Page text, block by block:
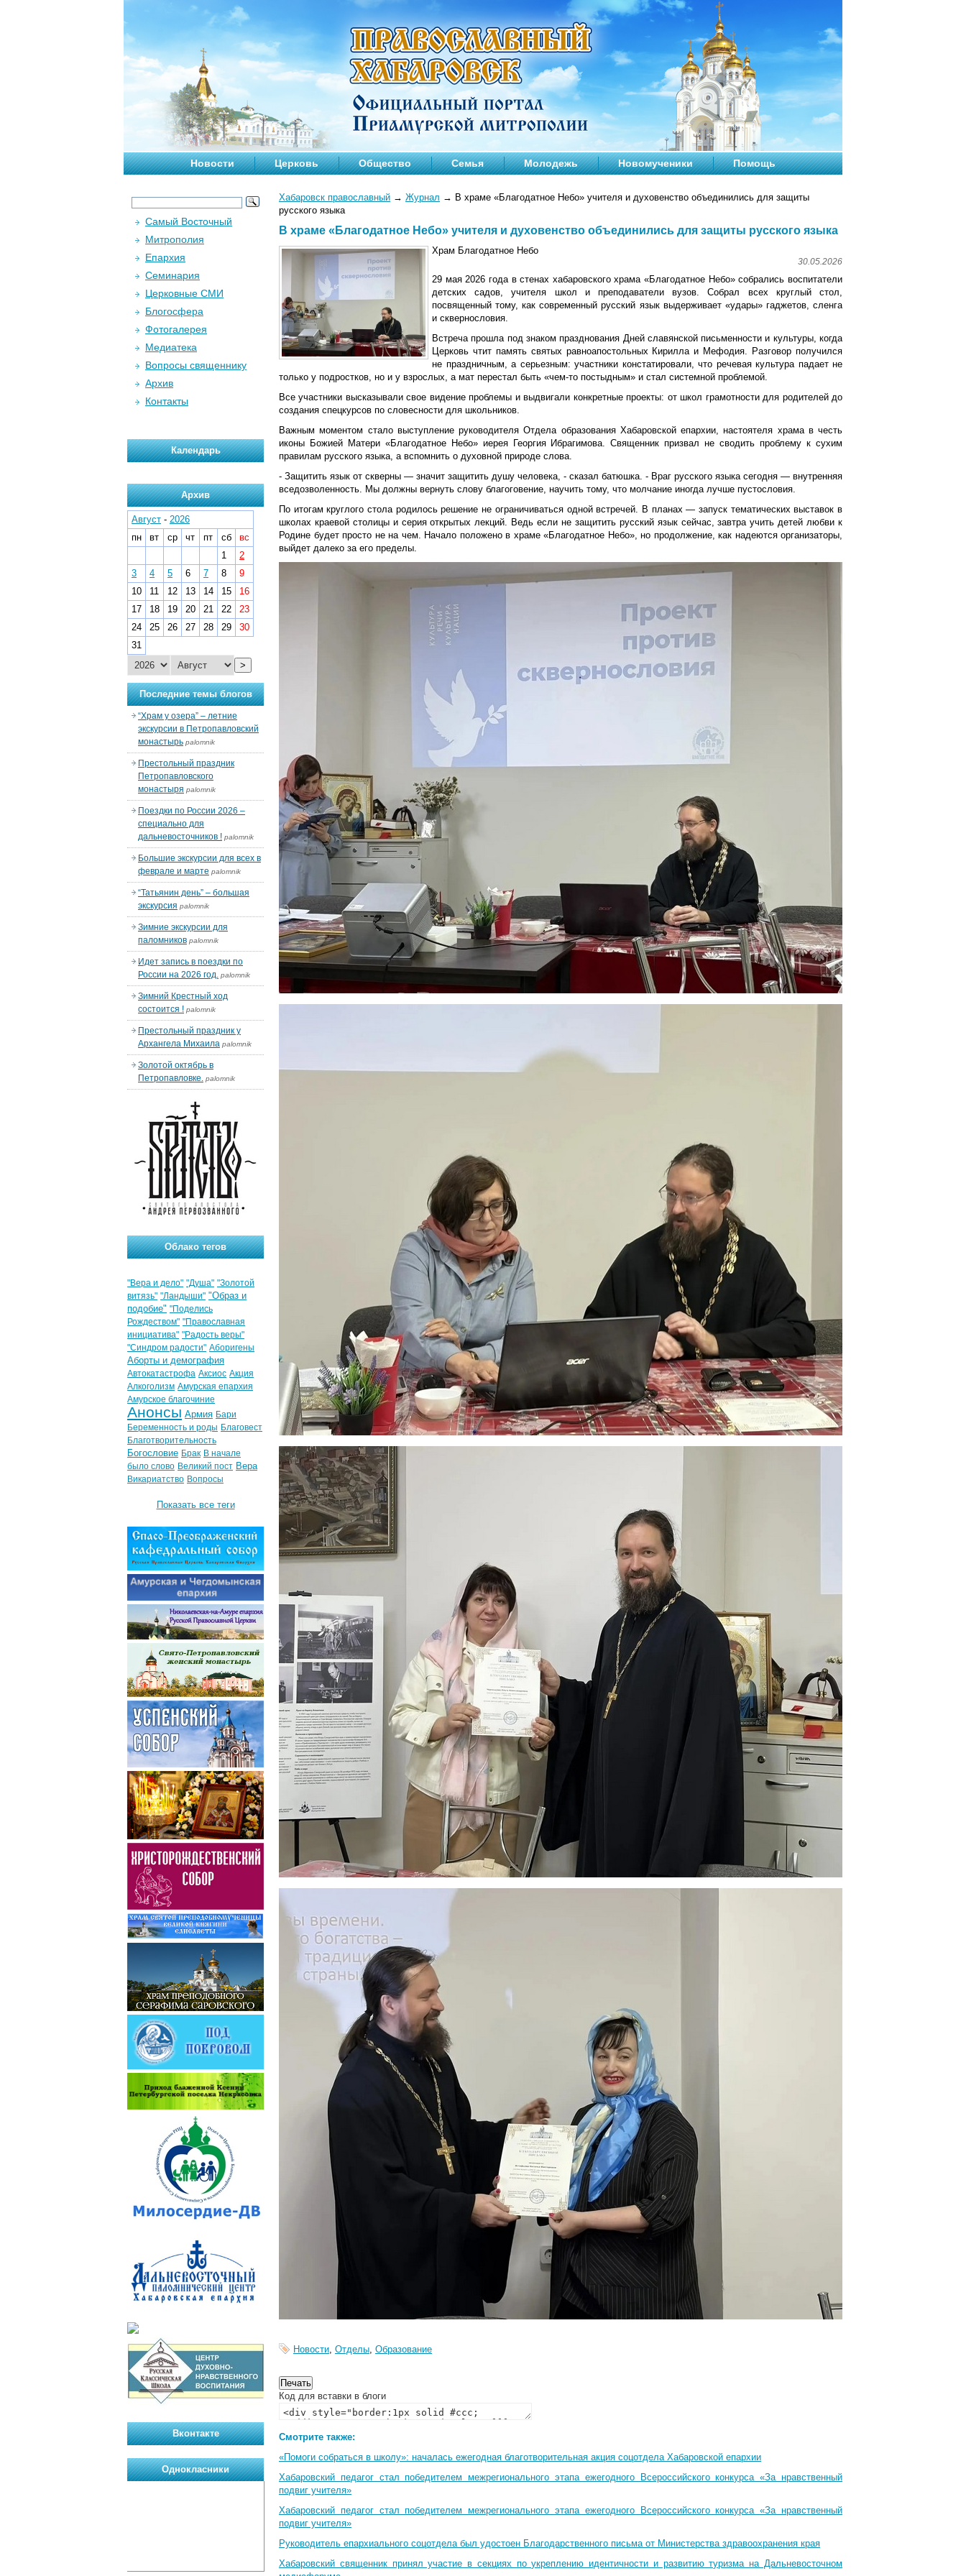
Новости Церковь Общество Семья Молодежь Новомученики Помощь
Хабаровск православный → Журнал → В храме «Благодатное Небо» учителя и духовенство объединились для защиты
русского языка
В храме «Благодатное Небо» учителя и духовенство объединились для защиты русского языка
Храм Благодатное Небо
30.05.2026
29 мая 2026 года в стенах хабаровского храма «Благодатное Небо» собрались воспитатели
детских садов, учителя школ и преподаватели вузов. Собрал всех круглый стол,
посвященный тому, как современный русский язык выдерживает «удары» гаджетов, сленга
и сквернословия.
Встреча прошла под знаком празднования Дней славянской письменности и культуры, когда
Церковь чтит память святых равноапостольных Кирилла и Мефодия. Разговор получился
не праздничным, а серьезным: участники констатировали, что речевая культура падает не
только у подростков, но и у взрослых, а мат перестал быть «чем-то постыдным» и стал системной проблемой.
Все участники высказывали свое видение проблемы и выдвигали конкретные проекты: от школ грамотности для родителей до
создания спецкурсов по словесности для школьников.
Важным моментом стало выступление руководителя Отдела образования Хабаровской епархии, настоятеля храма в честь
иконы Божией Матери «Благодатное Небо» иерея Георгия Ибрагимова.Священник призвал не сводить проблему к сухим
правилам русского языка, а вспомнить о духовной природе слова.
- Защитить язык от скверны — значит защитить душу человека, - сказал батюшка. - Враг русского языка сегодня — внутренняя
вседозволенность. Мы должны вернуть слову благоговение, научить тому, что молчание иногда лучше пустословия.
По итогам круглого стола родилось решение не ограничиваться одной встречей. В планах — запуск тематических выставок в
школах краевой столицы и серия открытых лекций. Ведь если не защитить русский язык сейчас, завтра учить детей любви к
Родине будет просто не на чем. Начало положено в храме «Благодатное Небо», но продолжение, как надеются организаторы,
выйдет далеко за его пределы.
Новости, Отделы, Образование
Код для вставки в блоги
Смотрите также:
«Помоги собраться в школу»: началась ежегодная благотворительная акция соцотдела Хабаровской епархии
Хабаровский педагог стал победителем межрегионального этапа ежегодного Всероссийского конкурса «За нравственный
подвиг учителя»
Хабаровский педагог стал победителем межрегионального этапа ежегодного Всероссийского конкурса «За нравственный
подвиг учителя»
Руководитель епархиального соцотдела был удостоен Благодарственного письма от Министерства здравоохранения края
Хабаровский священник принял участие в секциях по укреплению идентичности и развитию туризма на Дальневосточном
Самый Восточный
Митрополия
Епархия
Семинария
Церковные СМИ
Блогосфера
Фотогалерея
Медиатека
Вопросы священнику
Архив
Контакты
Календарь
Архив
Август - 2026
пн
вт ср чт пт сб
вс
1
2
3
4 5 6 7 8
9
10
11 12 13 14 15
16
17
18 19 20 21 22
23
24
25 26 27 28 29
30
31
>
Последние темы блогов
“Храм у озера” – летние
экскурсии в Петропавловский
монастырь palomnik
Престольный праздник
Петропавловского
монастыря palomnik
Поездки по России 2026 –
специально для
дальневосточников ! palomnik
Большие экскурсии для всех в
феврале и марте palomnik
“Татьянин день” – большая
экскурсия palomnik
Зимние экскурсии для
паломников palomnik
Идет запись в поездки по
России на 2026 год. palomnik
Зимний Крестный ход
состоится ! palomnik
Престольный праздник у
Архангела Михаила palomnik
Золотой октябрь в
Петропавловке. palomnik
Облако тегов
"Вера и дело" "Душа" "Золотой
витязь" "Ландыши" "Образ и
подобие" "Поделись
Рождеством" "Православная
инициатива" "Радость веры"
"Синдром радости" Аборигены
Аборты и демография
Автокатастрофа Аксиос Акция
Алкоголизм Амурская епархия
Амурское благочиние
Анонсы Армия Бари
Беременность и роды Благовест
Благотворительность
Богословие Брак В начале
было слово Великий пост Вера
Викариатство Вопросы
Показать все теги
Вконтакте
Однокласники